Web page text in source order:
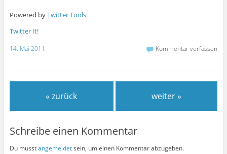
Powered byTwitter Tools
Twitter It!
14. Mai 2011 Kommentar verfassen
« zurück weiter »
Schreibe einen Kommentar
Du musstangemeldetsein, um einen Kommentar abzugeben.